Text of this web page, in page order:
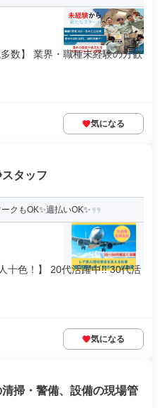
数】 業界・職種未経験の方歓
気になる
タッフ
クもOK✨週払いOK✨
十色！】 20代活躍中!! 30代活
気になる
掃・警備、設備の現場管